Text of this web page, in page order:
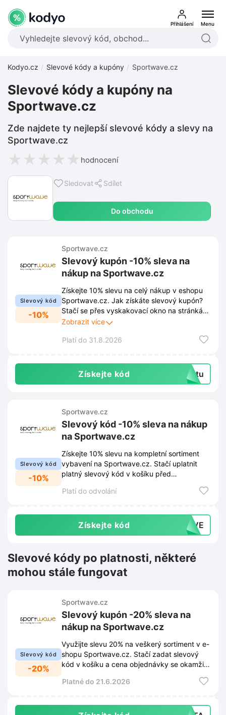
Přihlášení Menu
Kodyo.cz Slevové kódy a kupóny Sportwave.cz
Sledovat Sdílet
Do obchodu
Slevové kódy a kupóny na
Sportwave.cz
Zde najdete ty nejlepší slevové kódy a slevy na
Sportwave.cz
★ ★ ★ ★ ★ hodnocení
Slevový kód
-10%
Sportwave.cz
Slevový kupón -10% sleva na
nákup na Sportwave.cz
Získejte 10% slevu na celý nákup v eshopu
Sportwave.cz. Jak získáte slevový kupón?
Stačí se přes vyskakovací okno na stránkách
přihlásit k odběru newsletteru. Díky registraci
nabídky neutečou.
Zobrazit více
Platí do 31.8.2026
Získejte kód extu
Slevový kód
-10%
Sportwave.cz
Slevový kód -10% sleva na nákup
na Sportwave.cz
Získejte 10% slevu na kompletní sortiment
vybavení na Sportwave.cz. Stačí uplatnit
platný slevový kód v košíku před
Platí do odvolání
Získejte kód WAVE
Slevové kódy po platnosti, některé
mohou stále fungovat
Slevový kód
-20%
Sportwave.cz
Slevový kupón -20% sleva na
nákup na Sportwave.cz
Využijte slevu 20% na veškerý sortiment v e-
shopu Sportwave.cz. Stačí zadat slevový
kód v košíku a cena objednávky se okamžitě
Platné do 21.6.2026